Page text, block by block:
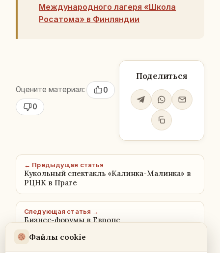
Международного лагеря «Школа
Росатома» в Финляндии
Оцените материал:
0
0
Поделиться
← Предыдущая статья
Кукольный спектакль «Калинка-Малинка» в
РЦНК в Праге
Следующая статья →
Бизнес-форумы в Европе
Файлы cookie